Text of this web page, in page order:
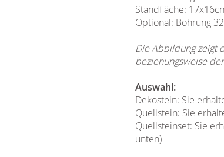
Standfläche:
Optional: Bohrung
Die Abbildung zeigt
beziehungsweise
Auswahl:
Dekostein: Sie
Quellstein: Sie
Quellsteinset: Sie
unten)